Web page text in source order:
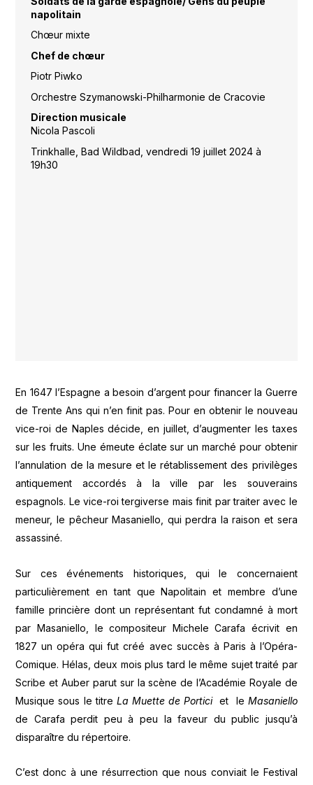
napolitain
Chœur mixte
Chef de chœur
Piotr Piwko
Orchestre Szymanowski-Philharmonie de Cracovie
Direction musicale
Nicola Pascoli
Trinkhalle, Bad Wildbad, vendredi 19 juillet 2024 à
19h30
En 1647 l’Espagne a besoin d’argent pour financer la Guerre
de Trente Ans qui n’en finit pas. Pour en obtenir le nouveau
vice-roi de Naples décide, en juillet, d’augmenter les taxes
sur les fruits. Une émeute éclate sur un marché pour obtenir
l’annulation de la mesure et le rétablissement des privilèges
antiquement accordés à la ville par les souverains
espagnols. Le vice-roi tergiverse mais finit par traiter avec le
meneur, le pêcheur Masaniello, qui perdra la raison et sera
assassiné.
Sur ces événements historiques, qui le concernaient
particulièrement en tant que Napolitain et membre d’une
famille princière dont un représentant fut condamné à mort
par Masaniello, le compositeur Michele Carafa écrivit en
1827 un opéra qui fut créé avec succès à Paris à l’Opéra-
Comique. Hélas, deux mois plus tard le même sujet traité par
Scribe et Auber parut sur la scène de l’Académie Royale de
Musique sous le titre La Muette de Porticiet le Masaniello
de Carafa perdit peu à peu la faveur du public jusqu’à
disparaître du répertoire.
C’est donc à une résurrection que nous conviait le Festival